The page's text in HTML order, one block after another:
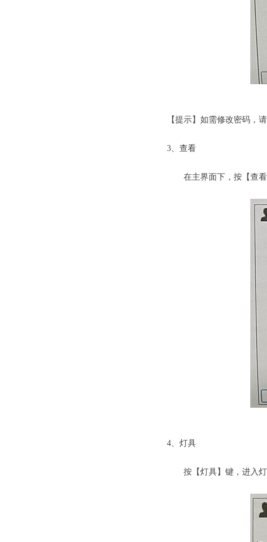
【提示】如需修改密码，
3、查看
在主界面下，按【查看
4、灯具
按【灯具】键，进入灯